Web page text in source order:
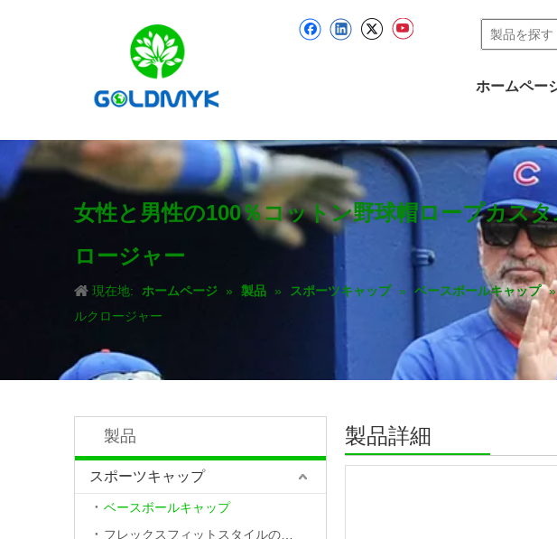
ホームペー
女性と男性の100％コットン野球帽ロープカス
ロージャー
現在地: ホームページ » 製品 » スポーツキャップ » ベースボールキャップ
ルクロージャー
製品
スポーツキャップ
ベースボールキャップ
製品詳細